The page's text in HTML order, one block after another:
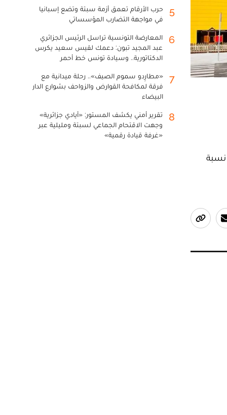
نسبة
5
حرب الأرقام تعمق أزمة سبتة وتضع إسبانيا
في مواجهة التضارب المؤسساتي
6
المعارضة التونسية تراسل الرئيس الجزائري
عبد المجيد تبون: دعمك لقيس سعيد يكرس
الدكتاتورية.. وسيادة تونس خط أحمر
7
«مطارِدو سموم الصيف».. رحلة ميدانية مع
فرقة لمكافحة القوارض والزواحف بشوارع الدار
البيضاء
8
تقرير أمني يكشف المستور: «أيادي جزائرية»
وجهت الاقتحام الجماعي لسبتة ومليلية عبر
«غرفة قيادة رقمية»